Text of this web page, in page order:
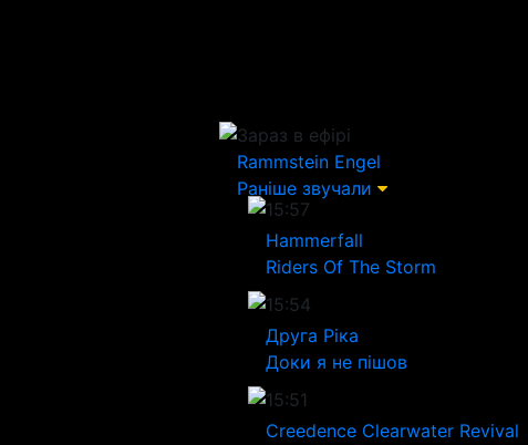
Зараз в ефірі
Rammstein Engel
Раніше звучали
15:57
Hammerfall
Riders Of The Storm
15:54
Друга Ріка
Доки я не пішов
15:51
Creedence Clearwater Revival